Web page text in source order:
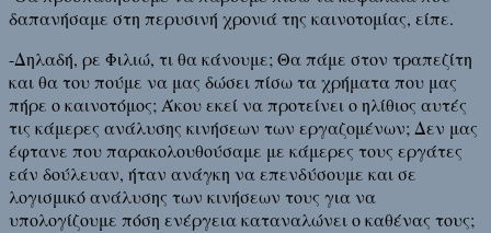
δαπανήσαμε στη περυσινή χρονιά της καινοτομίας, είπε.
-Δηλαδή, ρε Φιλιώ, τι θα κάνουμε; Θα πάμε στον τραπεζίτη
και θα του πούμε να μας δώσει πίσω τα χρήματα που μας
πήρε ο καινοτόμος; Άκου εκεί να προτείνει ο ηλίθιος αυτές
τις κάμερες ανάλυσης κινήσεων των εργαζομένων; Δεν μας
έφτανε που παρακολουθούσαμε με κάμερες τους εργάτες
εάν δούλευαν, ήταν ανάγκη να επενδύσουμε και σε
λογισμικό ανάλυσης των κινήσεων τους για να
υπολογίζουμε πόση ενέργεια καταναλώνει ο καθένας τους;